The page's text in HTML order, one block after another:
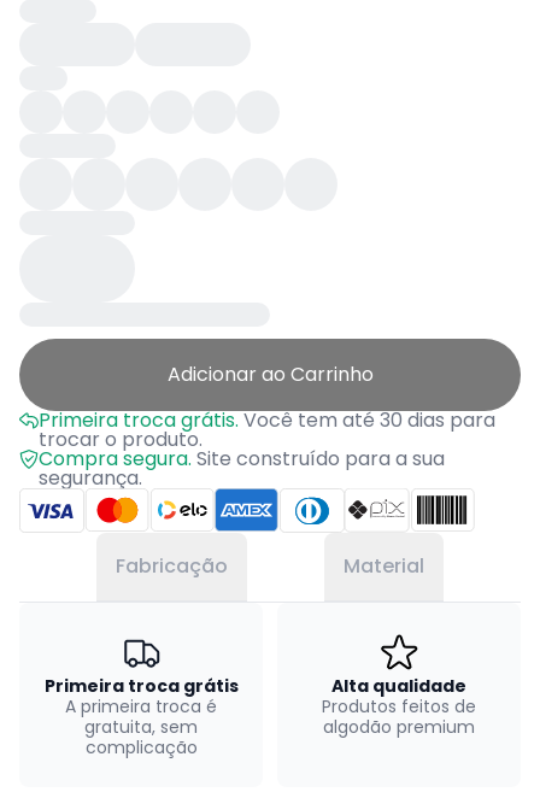
Adicionar ao Carrinho
Primeira troca grátis.Você tem até 30 dias para
trocar o produto.
Compra segura. Site construído para a sua
segurança.
Fabricação Material
Primeira troca grátis
A primeira troca é
gratuita, sem
complicação
Alta qualidade
Produtos feitos de
algodão premium